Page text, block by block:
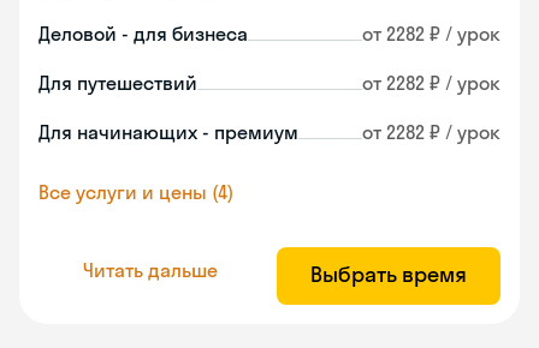
Деловой - для бизнеса от 2282 ₽ / урок
Для путешествий от 2282 ₽ / урок
Для начинающих - премиум от 2282 ₽ / урок
Все услуги и цены (4)
Читать дальше Выбрать время